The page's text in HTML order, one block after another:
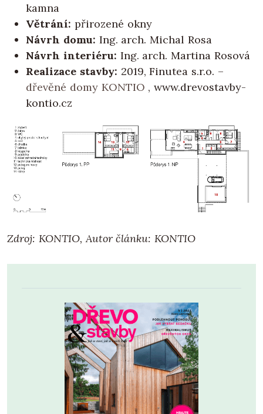
kamna
Větrání: přirozené okny
Návrh domu: Ing. arch. Michal Rosa
Návrh interiéru: Ing. arch. Martina Rosová
Realizace stavby: 2019, Finutea s.r.o. –
dřevěné domy KONTIO , www.drevostavby-
kontio.cz
Zdroj: KONTIO, Autor článku: KONTIO